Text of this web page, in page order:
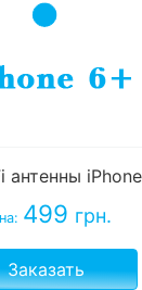
антенны
499 грн.
Заказать